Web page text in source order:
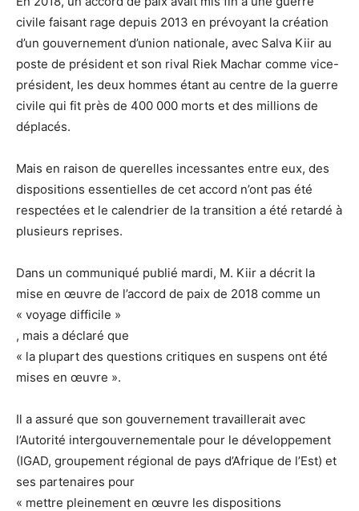
civile faisant rage depuis 2013 en prévoyant la création
d’un gouvernement d’union nationale, avec Salva Kiir au
poste de président et son rival Riek Machar comme vice-
président, les deux hommes étant au centre de la guerre
civile qui fit près de 400 000 morts et des millions de
déplacés.
Mais en raison de querelles incessantes entre eux, des
dispositions essentielles de cet accord n’ont pas été
respectées et le calendrier de la transition a été retardé à
plusieurs reprises.
Dans un communiqué publié mardi, M. Kiir a décrit la
mise en œuvre de l’accord de paix de 2018 comme un
« voyage difficile »
, mais a déclaré que
« la plupart des questions critiques en suspens ont été
mises en œuvre ».
Il a assuré que son gouvernement travaillerait avec
l’Autorité intergouvernementale pour le développement
(IGAD, groupement régional de pays d’Afrique de l’Est) et
ses partenaires pour
« mettre pleinement en œuvre les dispositions